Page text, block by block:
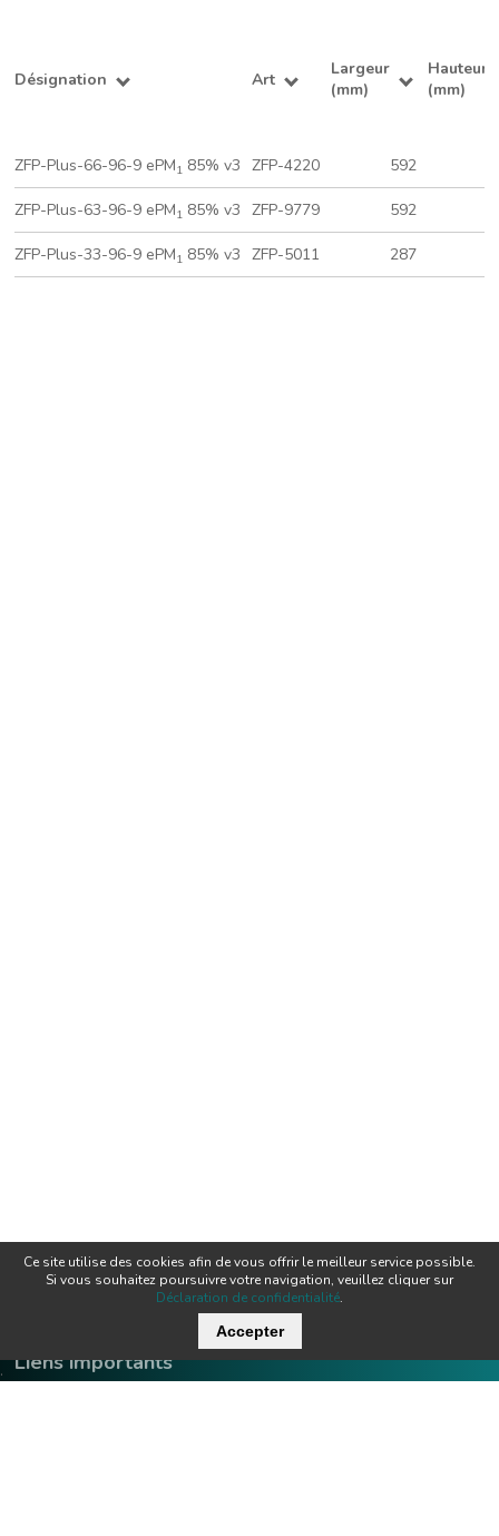
Ce site utilise des cookies afin de vous offrir le meilleur service possible.
Si vous souhaitez poursuivre votre navigation, veuillez cliquer sur
Déclaration de confidentialité.
Accepter
.
Désignation Art
Largeur
(mm)
Hauteur
(mm)
ZFP-Plus-66-96-9 ePM1 85% v3 ZFP-4220 592
ZFP-Plus-63-96-9 ePM1 85% v3 ZFP-9779 592
ZFP-Plus-33-96-9 ePM1 85% v3 ZFP-5011 287
Liens importants